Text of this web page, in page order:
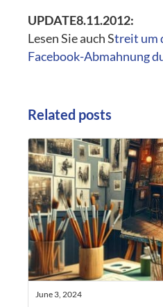
UPDATE8.11.2012:
Lesen Sie auch Streit um
Facebook-Abmahnung
Related posts
June 3, 2024